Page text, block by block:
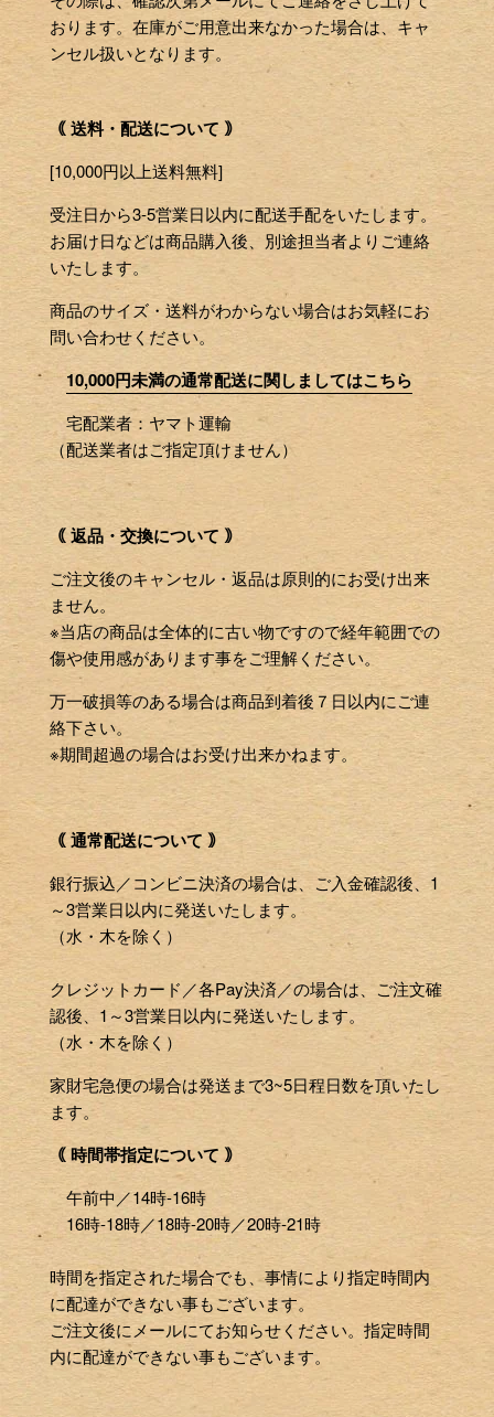
おります。在庫がご用意出来なかった場合は、キャ
ンセル扱いとなります。
｟ 送料・配送について ｠
[10,000円以上送料無料]
受注日から3-5営業日以内に配送手配をいたします。
お届け日などは商品購入後、別途担当者よりご連絡
いたします。
商品のサイズ・送料がわからない場合はお気軽にお
問い合わせください。
10,000円未満の通常配送に関しましてはこちら
宅配業者：ヤマト運輸
（配送業者はご指定頂けません）
｟ 返品・交換について ｠
ご注文後のキャンセル・返品は原則的にお受け出来
ません。
※当店の商品は全体的に古い物ですので経年範囲での
傷や使用感があります事をご理解ください。
万一破損等のある場合は商品到着後７日以内にご連
絡下さい。
※期間超過の場合はお受け出来かねます。
｟ 通常配送について ｠
銀行振込／コンビニ決済の場合は、ご入金確認後、1
～3営業日以内に発送いたします。
（水・木を除く）
クレジットカード／各Pay決済／の場合は、ご注文確
認後、1～3営業日以内に発送いたします。
（水・木を除く）
家財宅急便の場合は発送まで3~5日程日数を頂いたし
ます。
｟ 時間帯指定について ｠
午前中／14時-16時
16時-18時／18時-20時／20時-21時
時間を指定された場合でも、事情により指定時間内
に配達ができない事もございます。
ご注文後にメールにてお知らせください。指定時間
内に配達ができない事もございます。